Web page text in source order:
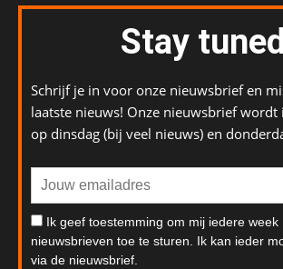
Stay tuned
Schrijf je in voor onze nieuwsbrief en
laatste nieuws! Onze nieuwsbrief wordt
op dinsdag (bij veel nieuws) en
Ik geef toestemming om mij iedere week
nieuwsbrieven toe te sturen. Ik kan ieder
via de nieuwsbrief.